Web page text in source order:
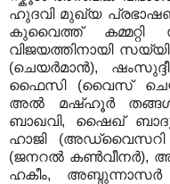
ഹുദവി മുഖ്യ
കുവൈത്ത് കമ്മറ്റി
വിജയത്തിനായി
(ചെയർമാൻ),
ഫൈസി (വൈസ്‌
അൽ മഷ്ഹൂർ തങ്ങൾ,
ബാഖവി, ഷൈഖ്‌ ബാദുഷ,
ഹാജി
(ജനറൽ
ഹകീം,